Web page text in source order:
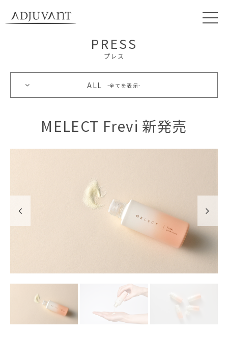
PRESS
プレス
ALL 全てを表示
MELECT Frevi 新発売